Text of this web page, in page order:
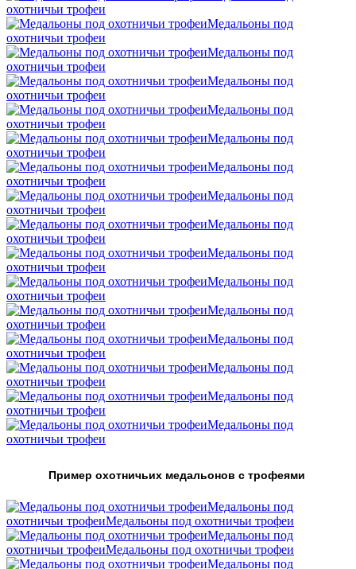
охотничьи трофеи
Mедальоны под
охотничьи трофеи
Mедальоны под
охотничьи трофеи
Mедальоны под
охотничьи трофеи
Mедальоны под
охотничьи трофеи
Mедальоны под
охотничьи трофеи
Mедальоны под
охотничьи трофеи
Mедальоны под
охотничьи трофеи
Mедальоны под
охотничьи трофеи
Mедальоны под
охотничьи трофеи
Mедальоны под
охотничьи трофеи
Mедальоны под
охотничьи трофеи
Mедальоны под
охотничьи трофеи
Mедальоны под
охотничьи трофеи
Mедальоны под
охотничьи трофеи
Mедальоны под
охотничьи трофеи
Пример охотничьих медальонов с трофеями
Mедальоны под
охотничьи трофеиMедальоны под охотничьи трофеи
Mедальоны под
охотничьи трофеиMедальоны под охотничьи трофеи
Mедальоны под